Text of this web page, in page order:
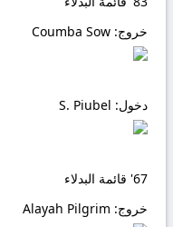
خروج:
دخول:
67' قائمة البدلاء
خروج: